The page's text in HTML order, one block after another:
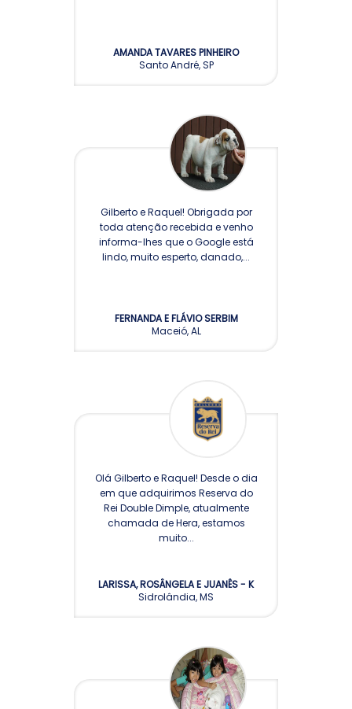
AMANDA TAVARES PINHEIRO
GASPARI
Santo André, SP
Gilberto e Raquel! Obrigada por
toda atenção recebida e venho
informa-lhes que o Google está
lindo, muito esperto, danado,...
FERNANDA E FLÁVIO SERBIM
Maceió, AL
Olá Gilberto e Raquel! Desde o dia
em que adquirimos Reserva do
Rei Double Dimple, atualmente
chamada de Hera, estamos
muito...
LARISSA, ROSÂNGELA E JUANÊS - K
SOLAS K NIL
Sidrolândia, MS